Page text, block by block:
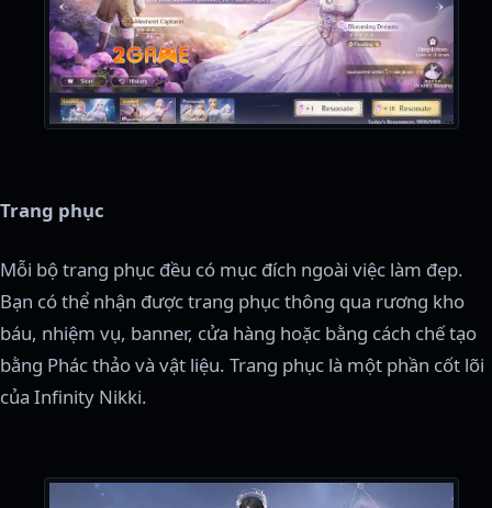
Trang phục
Mỗi bộ trang phục đều có mục đích ngoài việc làm đẹp.
Bạn có thể nhận được trang phục thông qua rương kho
báu, nhiệm vụ, banner, cửa hàng hoặc bằng cách chế tạo
bằng Phác thảo và vật liệu. Trang phục là một phần cốt lõi
của Infinity Nikki.